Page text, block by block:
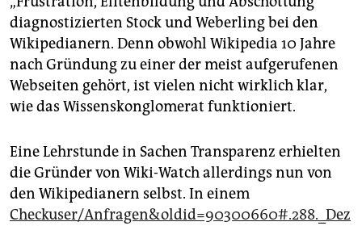
diagnostizierten Stock und Weberling bei den
Wikipedianern. Denn obwohl Wikipedia 10 Jahre
nach Gründung zu einer der meist aufgerufenen
Webseiten gehört, ist vielen nicht wirklich klar,
wie das Wissenskonglomerat funktioniert.
Eine Lehrstunde in Sachen Transparenz erhielten
die Gründer von Wiki-Watch allerdings nun von
den Wikipedianern selbst. In einem
Checkuser/Anfragen&oldid=90300660#.288._Dez